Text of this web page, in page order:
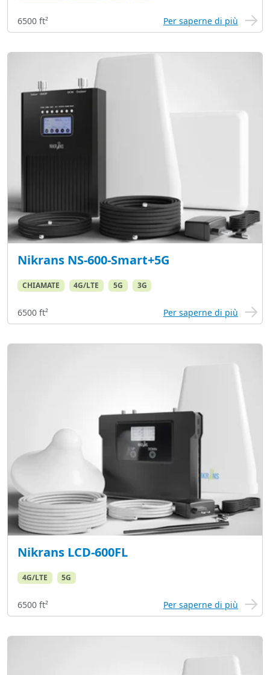
6500 ft² Per saperne di più
Nikrans NS-600-Smart+5G
CHIAMATE 4G/LTE 5G 3G
6500 ft² Per saperne di più
Nikrans LCD-600FL
4G/LTE 5G
6500 ft² Per saperne di più